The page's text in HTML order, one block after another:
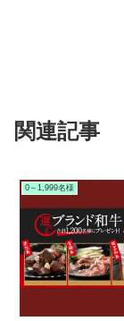
関連記事
0～1,999名様